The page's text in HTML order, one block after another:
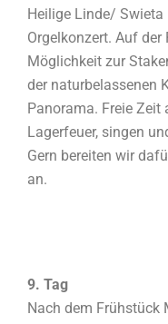
Heilige Linde/ Swieta
Orgelkonzert. Auf der
Möglichkeit zur
der naturbelassenen
Panorama. Freie Zeit
Lagerfeuer, singen
Gern bereiten wir
an.
9. Tag
Nach dem Frühstück